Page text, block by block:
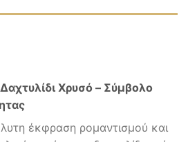
Χρυσό – Σύμβολο
έκφραση ρομαντισμού και